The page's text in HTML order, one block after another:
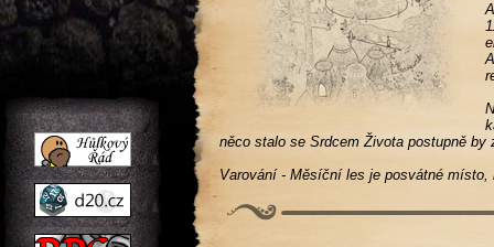
něco stalo se Srdcem Života postupně
Varování - Měsíční les je posvátné